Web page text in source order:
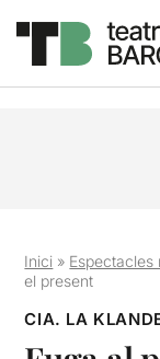
Inici » Espectacles
el present
CIA. LA